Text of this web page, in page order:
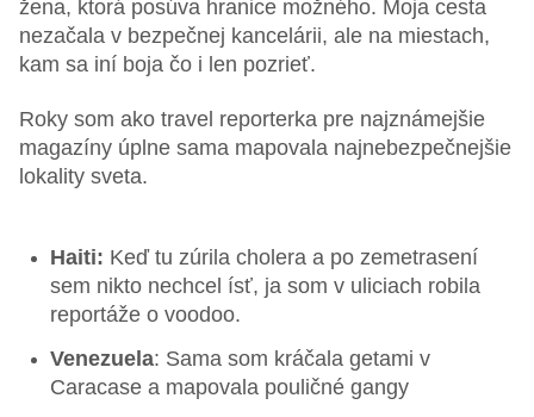
žena, ktorá posúva hranice možného. Moja cesta
nezačala v bezpečnej kancelárii, ale na miestach,
kam sa iní boja čo i len pozrieť.
Roky som ako travel reporterka pre najznámejšie
magazíny úplne sama mapovala najnebezpečnejšie
lokality sveta.
Haiti: Keď tu zúrila cholera a po zemetrasení
sem nikto nechcel ísť, ja som v uliciach robila
reportáže o voodoo.
Venezuela: Sama som kráčala getami v
Caracase a mapovala pouličné gangy